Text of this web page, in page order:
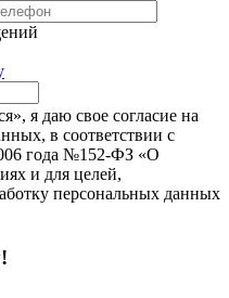
я даю свое согласие на
в соответствии с
года №152-ФЗ «О
и для целей,
персональных данных